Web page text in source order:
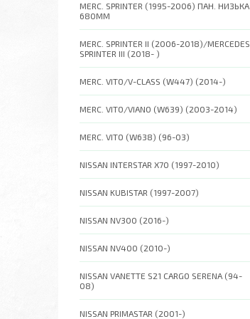
MERC. SPRINTER (1995-2006) ПАН. НИЗЬКА
680ММ
MERC. SPRINTER II (2006-2018)/MERCEDES
SPRINTER III (2018- )
MERC. VITO/V-CLASS (W447) (2014-)
MERC. VITO/VIANO (W639) (2003-2014)
MERC. VITO (W638) (96-03)
NISSAN INTERSTAR X70 (1997-2010)
NISSAN KUBISTAR (1997-2007)
NISSAN NV300 (2016-)
NISSAN NV400 (2010-)
NISSAN VANETTE S21 CARGO SERENA (94-
08)
NISSAN PRIMASTAR (2001-)